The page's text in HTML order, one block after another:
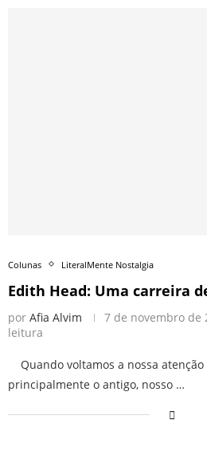
Colunas LiteralMente Nostalgia
Edith Head: Uma carreira
por Afia Alvim 7 de novembro de
leitura
Quando voltamos a nossa atenção
principalmente o antigo, nosso …